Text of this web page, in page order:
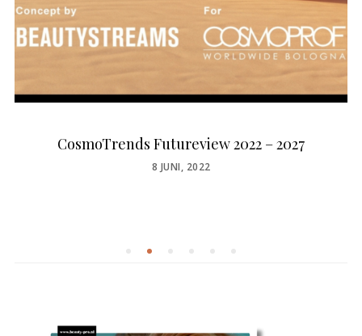
CosmoTrends Futureview 2022 – 2027
POSTED
8 JUNI, 2022